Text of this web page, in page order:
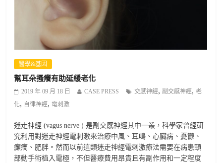
醫學&基因
幫耳朵搔癢有助延緩老化
2019 年 09 月 18 日 CASE PRESS 交感神經,副交感神經,老
化, 自律神經, 電刺激
迷走神經 (vagus nerve ) 是副交感神經其中一叢，科學家曾經研
究利用對迷走神經電刺激來治療中風、耳鳴、心臟病、憂鬱、
癲癇、肥胖。然而以前這類迷走神經電刺激療法需要在病患頸
部動手術植入電極，不但醫療費用昂貴且有副作用和一定程度